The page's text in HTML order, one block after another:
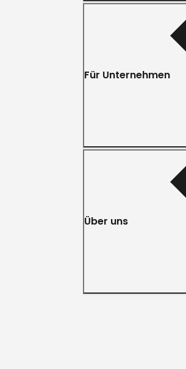
Für Unternehmen
Über uns